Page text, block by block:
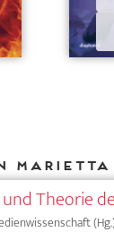
Marietta
Theorie